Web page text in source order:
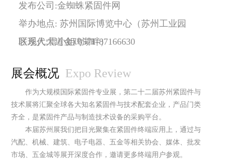
发布公司:金蜘蛛紧固件网
举办地点: 苏州国际博览中心（苏州工业园
区现代大道金鸡湖畔）
联系人:雷小姐 0571-87166630
展会概况 Expo Review
作为大规模国际紧固件专业展，第二十二届苏州紧固件与
技术展将汇聚全球各大知名紧固件与技术配套企业，产品门类
齐全，是紧固件产品与制造技术设备的采购平台。
本届苏州展我们把目光聚集在紧固件终端应用上，通过与
汽配、机械、建筑、电子电器、五金等相关协会、媒体、批发
市场、五金城等展开深度合作，邀请更多终端用户参观。